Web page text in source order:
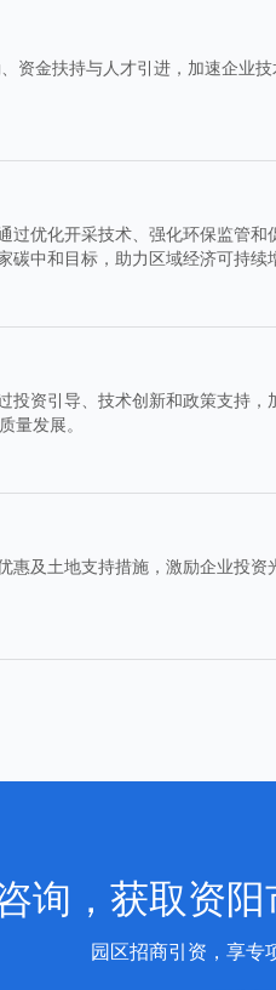
资金扶持与人才引进，加速企业
优化开采技术、强化环保监管
中和目标，助力区域经济可持续
资引导、技术创新和政策支持
量发展。
及土地支持措施，激励企业投
询，获取资
园区招商引资，享专